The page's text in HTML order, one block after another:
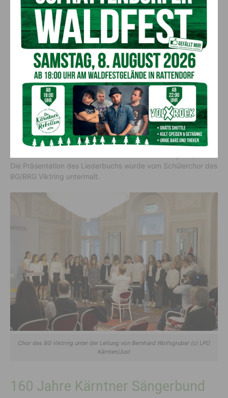
erhoffe man sich, dass gemeinsames Singen in den Schulen
und im engsten Familienkreis wieder Einzug findet. Auch ihr
Dank galt LH Kaiser und allen Beteiligten.
61 Lieder über Heimat, Frieden
und Freundschaft
„Ich schenk Dir ein Lied II“ beinhaltet insgesamt 61 Lieder. Sie
thematisieren neben dem Jahreskreislauf auch Heimat,
Frieden, Familie sowie Freundschaft und beinhalten
verschiedene Stilrichtungen und Sprachen. Illustriert wurde
das Liederbuch in ansprechender Weise von Schülerinnen und
Die Präsentation des Liederbuchs wurde vom Schülerchor des
BG/BRG Viktring untermalt.
Chor des BG Viktring unter der Leitung von Bernhard Wolfsgruber (c) LPD
Kärnten/Just
160 Jahre Kärntner Sängerbund